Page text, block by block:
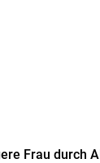
Frau durch